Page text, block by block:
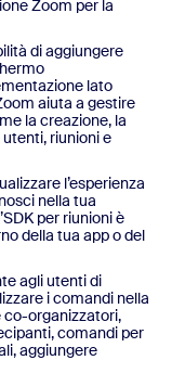
Zoom per la
di aggiungere
lato
aiuta a gestire
la creazione, la
riunioni e
l’esperienza
nella tua
per riunioni è
della tua app o del
agli utenti di
i comandi nella
co-organizzatori,
comandi per
aggiungere